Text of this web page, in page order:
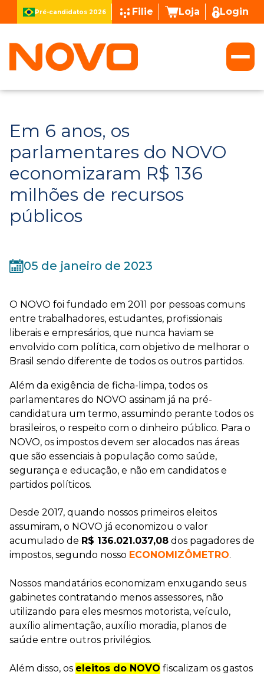
Pré-candidatos 2026 Filie Loja Login
Em 6 anos, os
parlamentares do NOVO
economizaram R$ 136
milhões de recursos
públicos
05 de janeiro de 2023
O NOVO foi fundado em 2011 por pessoas comuns
entre trabalhadores, estudantes, profissionais
liberais e empresários, que nunca haviam se
envolvido com política, com objetivo de melhorar o
Brasil sendo diferente de todos os outros partidos.
Além da exigência de ficha-limpa, todos os
parlamentares do NOVO assinam já na pré-
candidatura um termo, assumindo perante todos os
brasileiros, o respeito com o dinheiro público. Para o
NOVO, os impostos devem ser alocados nas áreas
que são essenciais à população como saúde,
segurança e educação, e não em candidatos e
partidos políticos.
Desde 2017, quando nossos primeiros eleitos
assumiram, o NOVO já economizou o valor
acumulado de R$ 136.021.037,08 dos pagadores de
impostos, segundo nosso ECONOMIZÔMETRO.
Nossos mandatários economizam enxugando seus
gabinetes contratando menos assessores, não
utilizando para eles mesmos motorista, veículo,
auxílio alimentação, auxílio moradia, planos de
saúde entre outros privilégios.
Além disso, os eleitos do NOVO fiscalizam os gastos